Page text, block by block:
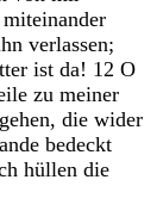
miteinander
verlassen;
ist da! 12 O
zu meiner
, die wider
bedeckt
hüllen die